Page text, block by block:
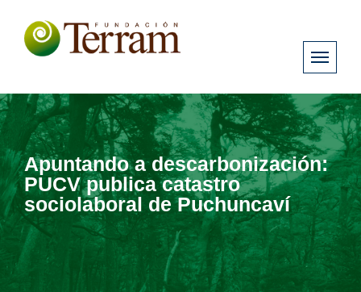
Apuntando a descarbonización:
PUCV publica catastro
sociolaboral de Puchuncaví